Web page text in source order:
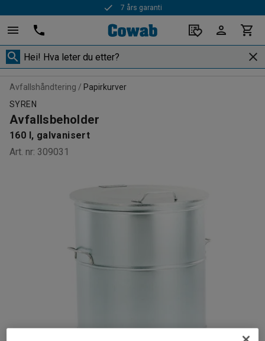
Rask levering
Avfallshåndtering
Papirkurver
SYREN
Avfallsbeholder
160 l, galvanisert
Art. nr: 309031